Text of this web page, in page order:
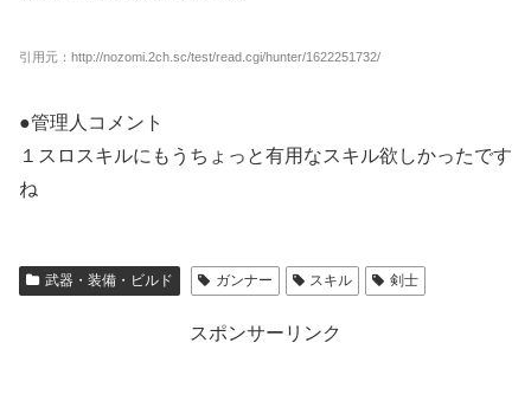
引用元：http://nozomi.2ch.sc/test/read.cgi/hunter/1622251732/
●管理人コメント
１スロスキルにもうちょっと有用なスキル欲しかったです
ね
武器・装備・ビルド ガンナー スキル 剣士
スポンサーリンク